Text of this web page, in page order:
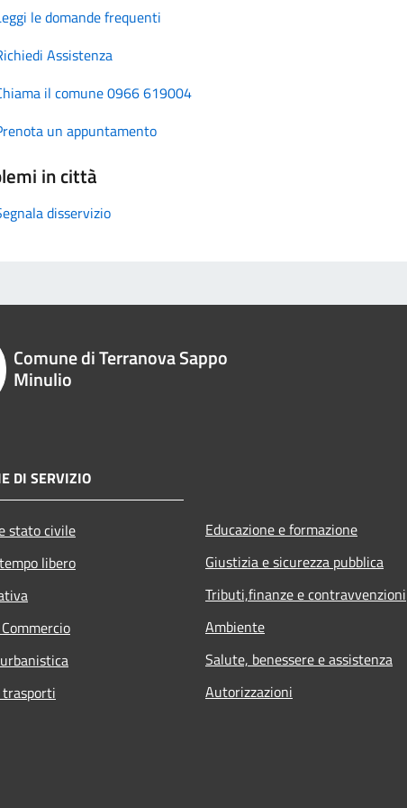
le domande frequenti
Assistenza
il comune 0966 619004
un appuntamento
in città
disservizio
Comune di Terranova Sappo
Minulio
DI SERVIZIO
stato civile
libero
Educazione e formazione
Giustizia e sicurezza pubblica
Tributi,finanze e contravvenzioni
Ambiente
Salute, benessere e assistenza
Autorizzazioni